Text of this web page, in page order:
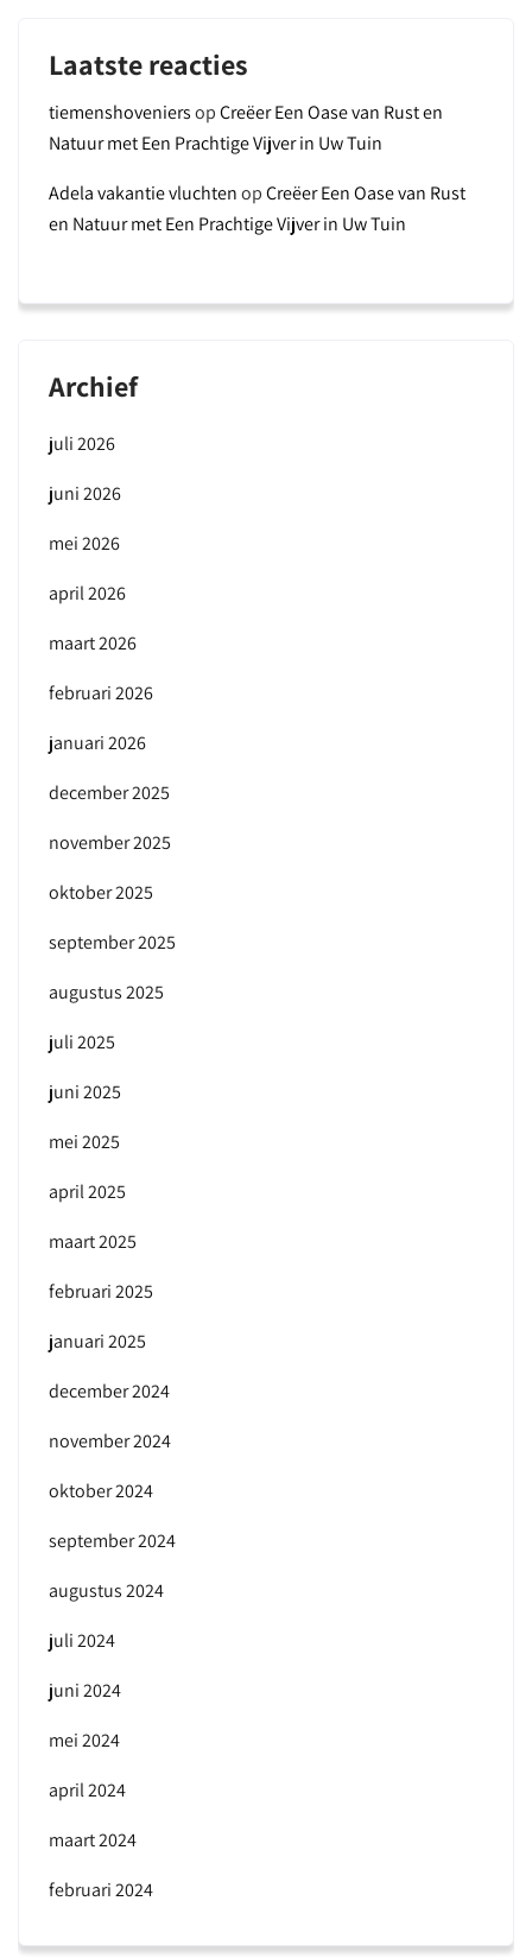
Laatste reacties
tiemenshoveniersopCreëer Een Oase van Rust en
Natuur met Een Prachtige Vijver in Uw Tuin
Adela vakantie vluchtenopCreëer Een Oase van Rust
en Natuur met Een Prachtige Vijver in Uw Tuin
Archief
juli 2026
juni 2026
mei 2026
april 2026
maart 2026
februari 2026
januari 2026
december 2025
november 2025
oktober 2025
september 2025
augustus 2025
juli 2025
juni 2025
mei 2025
april 2025
maart 2025
februari 2025
januari 2025
december 2024
november 2024
oktober 2024
september 2024
augustus 2024
juli 2024
juni 2024
mei 2024
april 2024
maart 2024
februari 2024